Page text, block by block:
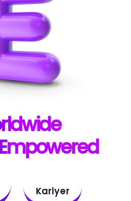
mpowered
Kariyer